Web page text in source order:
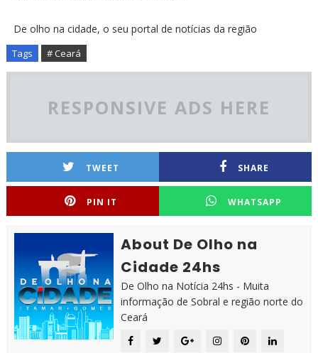
De olho na cidade, o seu portal de notícias da região
Tags # Ceará
RESPONSIVE ADS HERE
TWEET SHARE
PIN IT WHATSAPP
About De Olho na
Cidade 24hs
De Olho na Notícia 24hs - Muita
informação de Sobral e região norte do
Ceará